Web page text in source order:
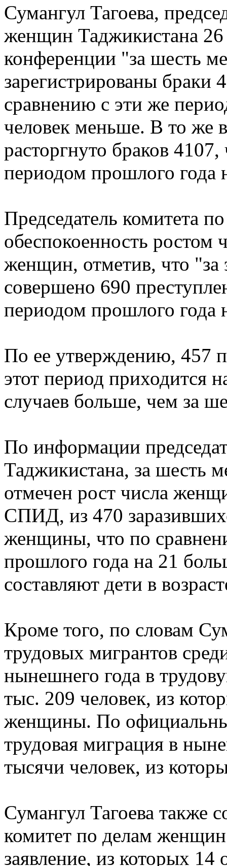
Сумангул Тагоева,
женщин Таджикистана
конференции "за шесть
зарегистрированы браки
сравнению с эти же
человек меньше. В то же
расторгнуто браков
периодом прошлого года
Председатель комитета
обеспокоенность ростом
женщин, отметив, что
совершено 690
периодом прошлого года
По ее утверждению, 457
этот период приходится
случаев больше, чем за
По информации
Таджикистана, за шесть
отмечен рост числа
СПИД, из 470
женщины, что по
прошлого года на 21
составляют дети в
Кроме того, по словам
трудовых мигрантов
нынешнего года в
тыс. 209 человек, из
женщины. По
трудовая миграция в
тысячи человек, из
Сумангул Тагоева также
комитет по делам
заявление, из которых